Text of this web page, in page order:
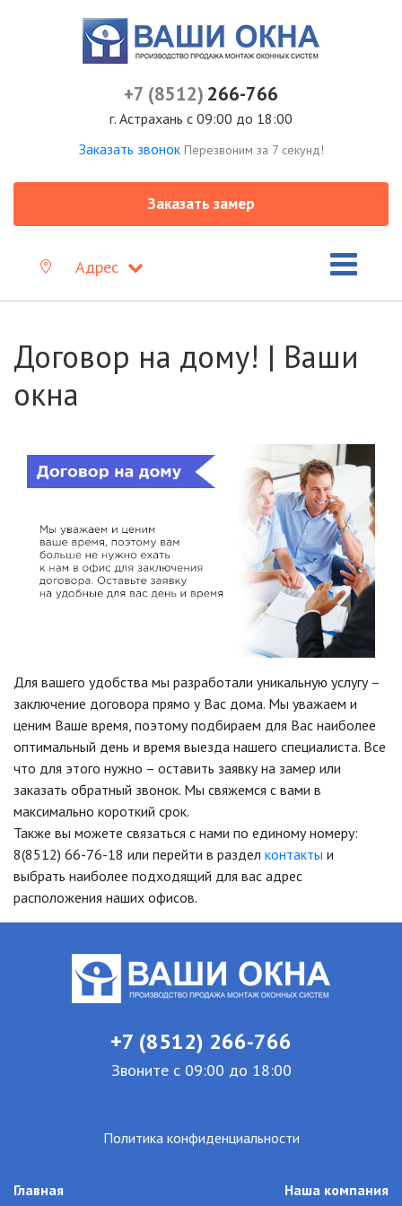
+7 (8512) 266-766
г. Астрахань с 09:00 до 18:00
Заказать звонок Перезвоним за 7 секунд!
Заказать замер
Адрес
Договор на дому! | Ваши
окна
Для вашего удобства мы разработали уникальную услугу –
заключение договора прямо у Вас дома. Мы уважаем и
ценим Ваше время, поэтому подбираем для Вас наиболее
оптимальный день и время выезда нашего специалиста. Все
что для этого нужно – оставить заявку на замер или
заказать обратный звонок. Мы свяжемся с вами в
максимально короткий срок.
Также вы можете связаться с нами по единому номеру:
8(8512) 66-76-18 или перейти в раздел контакты и
выбрать наиболее подходящий для вас адрес
расположения наших офисов.
+7 (8512) 266-766
Звоните с 09:00 до 18:00
Политика конфиденциальности
Главная Наша компания